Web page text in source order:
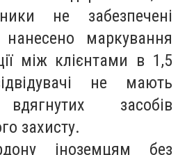
не забезпечені
маркування
між клієнтами в 1,5
не мають
засобів
захисту.
іноземцям без